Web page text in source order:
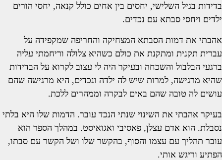
בדידות בגיל השלישי, יחסים בין אחים כולל קנאה, יחסי הורים
ילדים ויחסי סבתא עם נכדים.
אהבתי את דמות הסבתא המצחיקה והחריפה שמקפידה על
עברית תקנית ומתקנת את כולם כשהיא צלולה וריחמתי עליה
ברגעי הבלבול והשכחה ובעיקר היה לי עצוב לקרוא על הבדידות
שהיא מרגישה, למרות שיש לה ילדה ונכדים, היא מרגישה שהם
עושים לה טובה שהם באים לבקרה וממהרים ללכת.
בעיקר אהבתי את השינוי שנתי הנכד עובר. הדמות שלו היא בלתי
נסבלת. הוא אדם עצלן, פאסיבי ואגואיסט. במהלך הספר הוא
עובר תהליך עם עצמו והסוף, בהקשר שלו ושל הקשר עם סבתו,
הפתיע וריגש אותי.